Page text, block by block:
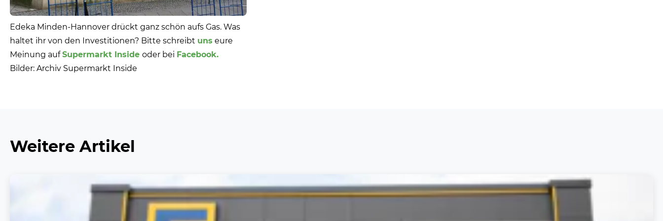
Edeka Minden-Hannover drückt ganz schön aufs Gas. Was
haltet ihr von den Investitionen? Bitte schreibt uns eure
Meinung aufSupermarkt Inside oder bei Facebook.
Bilder: Archiv Supermarkt Inside
Weitere Artikel